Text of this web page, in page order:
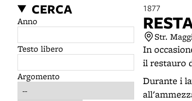
CERCA
Anno
Testo libero
Argomento
1877
Str.
In
il restauro
Durante i